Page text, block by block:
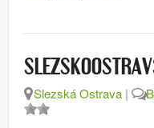
Slezská Ostrava |